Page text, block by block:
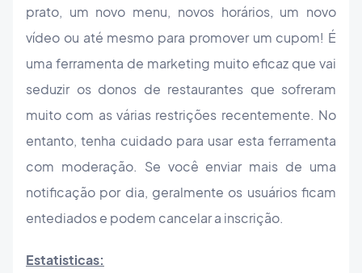
prato, um novo menu, novos horários, um novo
vídeo ou até mesmo para promover um cupom! É
uma ferramenta de marketing muito eficaz que vai
seduzir os donos de restaurantes que sofreram
muito com as várias restrições recentemente. No
entanto, tenha cuidado para usar esta ferramenta
com moderação. Se você enviar mais de uma
notificação por dia, geralmente os usuários ficam
entediados e podem cancelar a inscrição.
Estatisticas: